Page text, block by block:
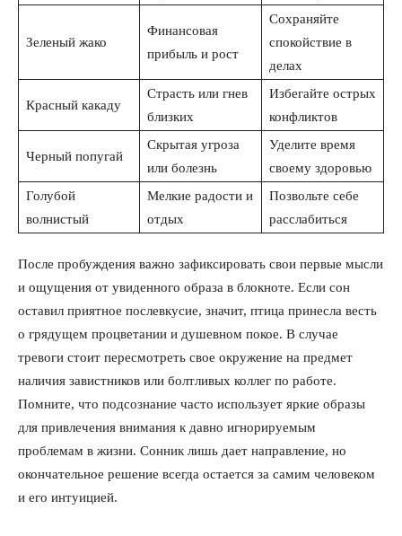
Зеленый жако
Финансовая
прибыль и рост
Сохраняйте
спокойствие в
делах
Красный какаду
Страсть или гнев
близких
Избегайте острых
конфликтов
Черный попугай
Скрытая угроза
или болезнь
Уделите время
своему здоровью
Голубой
волнистый
Мелкие радости и
отдых
Позвольте себе
расслабиться
После пробуждения важно зафиксировать свои первые мысли
и ощущения от увиденного образа в блокноте. Если сон
оставил приятное послевкусие, значит, птица принесла весть
о грядущем процветании и душевном покое. В случае
тревоги стоит пересмотреть свое окружение на предмет
наличия завистников или болтливых коллег по работе.
Помните, что подсознание часто использует яркие образы
для привлечения внимания к давно игнорируемым
проблемам в жизни. Сонник лишь дает направление, но
окончательное решение всегда остается за самим человеком
и его интуицией.